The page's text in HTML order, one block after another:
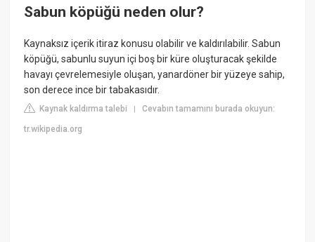
Sabun köpüğü neden olur?
Kaynaksız içerik itiraz konusu olabilir ve kaldırılabilir. Sabun
köpüğü, sabunlu suyun içi boş bir küre oluşturacak şekilde
havayı çevrelemesiyle oluşan, yanardöner bir yüzeye sahip,
son derece ince bir tabakasıdır.
Kaynak kaldırma talebi |Cevabın tamamını burada okuyun:
tr.wikipedia.org